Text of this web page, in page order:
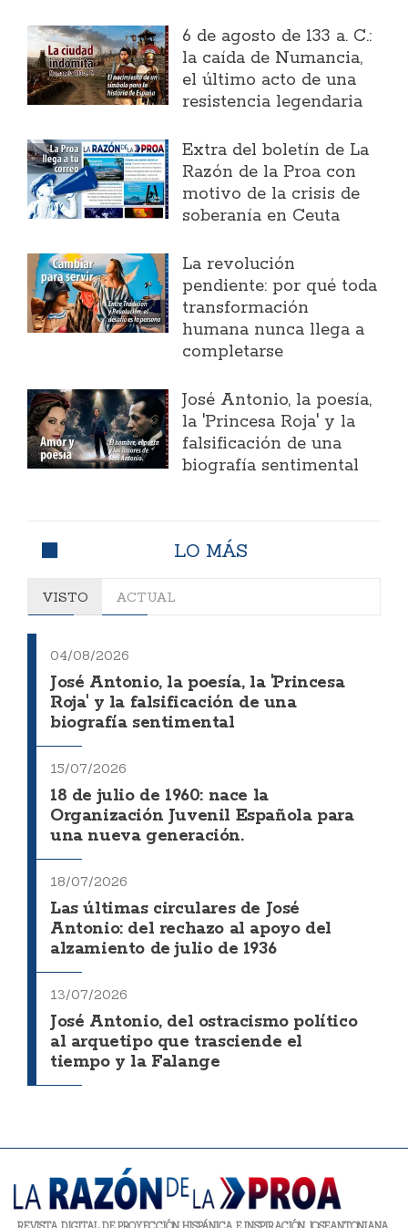
6 de agosto de 133 a. C.:
la caída de Numancia,
el último acto de una
resistencia legendaria
Extra del boletín de La
Razón de la Proa con
motivo de la crisis de
soberanía en Ceuta
La revolución
pendiente: por qué toda
transformación
humana nunca llega a
completarse
José Antonio, la poesía,
la 'Princesa Roja' y la
falsificación de una
biografía sentimental
LO MÁS
VISTO ACTUAL
04/08/2026
José Antonio, la poesía, la 'Princesa
Roja' y la falsificación de una
biografía sentimental
15/07/2026
18 de julio de 1960: nace la
Organización Juvenil Española para
una nueva generación.
18/07/2026
Las últimas circulares de José
Antonio: del rechazo al apoyo del
alzamiento de julio de 1936
13/07/2026
José Antonio, del ostracismo político
al arquetipo que trasciende el
tiempo y la Falange